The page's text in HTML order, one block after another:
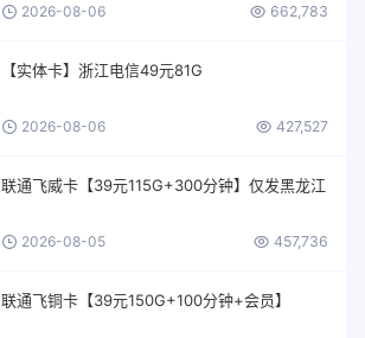
2026-08-06 662,783
【实体卡】浙江电信49元81G
2026-08-06 427,527
联通飞威卡【39元115G+300分钟】仅发黑龙江
2026-08-05 457,736
联通飞铜卡【39元150G+100分钟+会员】